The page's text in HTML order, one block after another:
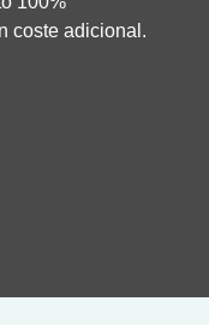
coste adicional.